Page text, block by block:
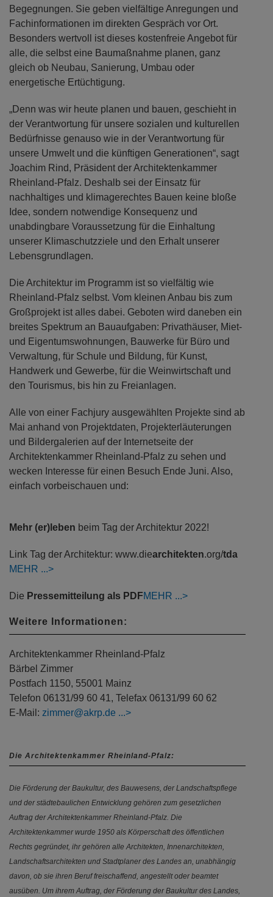
Begegnungen. Sie geben vielfältige Anregungen und
Fachinformationen im direkten Gespräch vor Ort.
Besonders wertvoll ist dieses kostenfreie Angebot für
alle, die selbst eine Baumaßnahme planen, ganz
gleich ob Neubau, Sanierung, Umbau oder
energetische Ertüchtigung.
„Denn was wir heute planen und bauen, geschieht in
der Verantwortung für unsere sozialen und kulturellen
Bedürfnisse genauso wie in der Verantwortung für
unsere Umwelt und die künftigen Generationen“, sagt
Joachim Rind, Präsident der Architektenkammer
Rheinland-Pfalz. Deshalb sei der Einsatz für
nachhaltiges und klimagerechtes Bauen keine bloße
Idee, sondern notwendige Konsequenz und
unabdingbare Voraussetzung für die Einhaltung
unserer Klimaschutzziele und den Erhalt unserer
Lebensgrundlagen.
Die Architektur im Programm ist so vielfältig wie
Rheinland-Pfalz selbst. Vom kleinen Anbau bis zum
Großprojekt ist alles dabei. Geboten wird daneben ein
breites Spektrum an Bauaufgaben: Privathäuser, Miet-
und Eigentumswohnungen, Bauwerke für Büro und
Verwaltung, für Schule und Bildung, für Kunst,
Handwerk und Gewerbe, für die Weinwirtschaft und
den Tourismus, bis hin zu Freianlagen.
Alle von einer Fachjury ausgewählten Projekte sind ab
Mai anhand von Projektdaten, Projekterläuterungen
und Bildergalerien auf der Internetseite der
Architektenkammer Rheinland-Pfalz zu sehen und
wecken Interesse für einen Besuch Ende Juni. Also,
einfach vorbeischauen und:
Mehr (er)leben beim Tag der Architektur 2022!
Link Tag der Architektur: www.diearchitekten.org/tda
MEHR
Die Pressemitteilung als PDFMEHR
Weitere Informationen:
Architektenkammer Rheinland-Pfalz
Bärbel Zimmer
Postfach 1150, 55001 Mainz
Telefon 06131/99 60 41, Telefax 06131/99 60 62
E-Mail: zimmer@akrp.de
Die Architektenkammer Rheinland-Pfalz:
Die Förderung der Baukultur, des Bauwesens, der Landschaftspflege
und der städtebaulichen Entwicklung gehören zum gesetzlichen
Auftrag der Architektenkammer Rheinland-Pfalz. Die
Architektenkammer wurde 1950 als Körperschaft des öffentlichen
Rechts gegründet, ihr gehören alle Architekten, Innenarchitekten,
Landschaftsarchitekten und Stadtplaner des Landes an, unabhängig
davon, ob sie ihren Beruf freischaffend, angestellt oder beamtet
ausüben. Um ihrem Auftrag, der Förderung der Baukultur des Landes,